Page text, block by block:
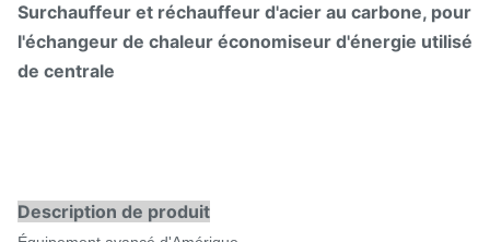
Surchauffeur et réchauffeur d'acier au carbone, pour
l'échangeur de chaleur économiseur d'énergie utilisé
de centrale
Description de produit